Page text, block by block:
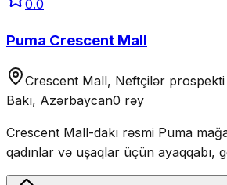
0.0
Puma Crescent Mall
Crescent Mall, Neftçilər
Bakı, Azərbaycan0 rəy
Crescent Mall-dakı rəsmi Puma
qadınlar və uşaqlar üçün ayaqqabı,
aksesuarlar təqdim edir.